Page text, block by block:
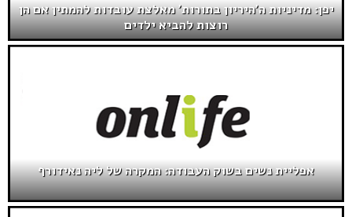
יפן: מדיניות ה'היריון בתורות' מאלצת עובדות להמתין אם הן
רוצות להביא ילדים
אפליית נשים בשוק העבודה: המקרה של ליה נאידורף